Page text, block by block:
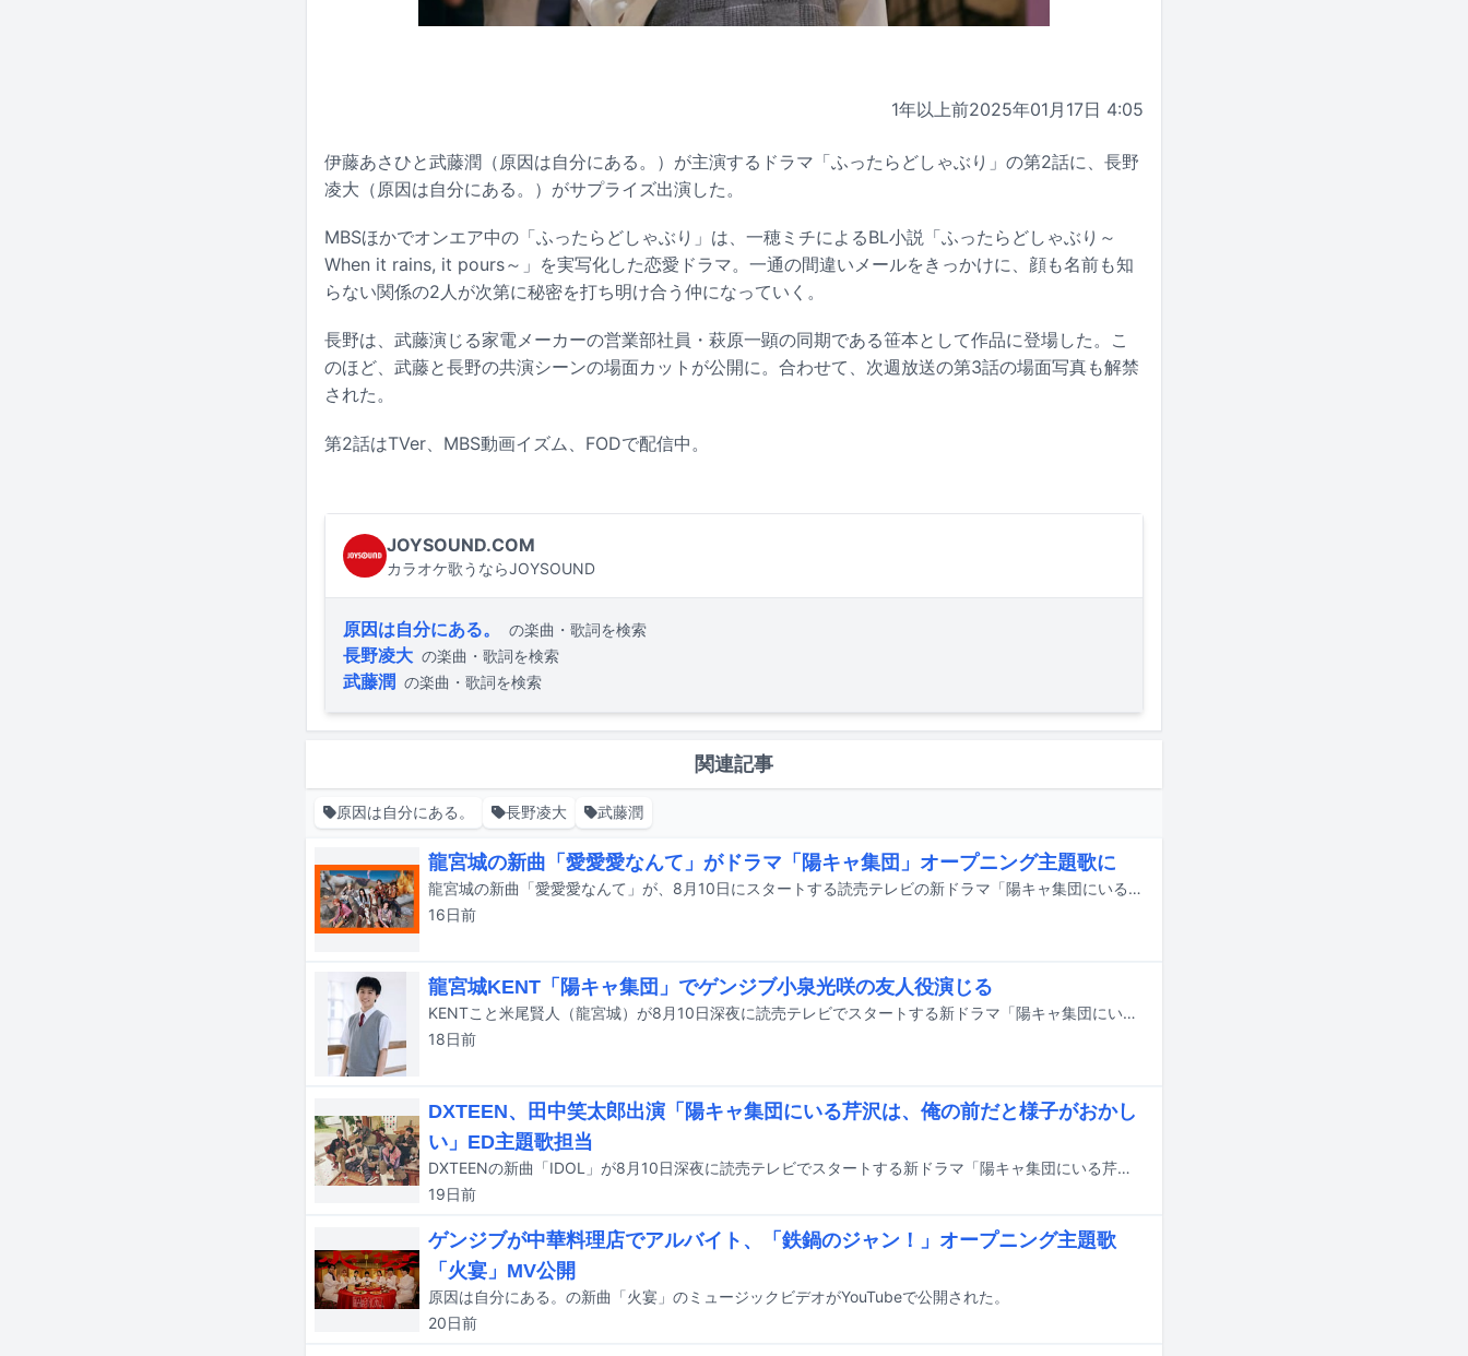
1年以上前2025年01月17日 4:05
伊藤あさひと武藤潤（原因は自分にある。）が主演するドラマ「ふったらどしゃぶり」の第2話に、長野
凌大（原因は自分にある。）がサプライズ出演した。
MBSほかでオンエア中の「ふったらどしゃぶり」は、一穂ミチによるBL小説「ふったらどしゃぶり～
When it rains, it pours～」を実写化した恋愛ドラマ。一通の間違いメールをきっかけに、顔も名前も知
らない関係の2人が次第に秘密を打ち明け合う仲になっていく。
長野は、武藤演じる家電メーカーの営業部社員・萩原一顕の同期である笹本として作品に登場した。こ
のほど、武藤と長野の共演シーンの場面カットが公開に。合わせて、次週放送の第3話の場面写真も解禁
された。
第2話はTVer、MBS動画イズム、FODで配信中。
JOYSOUND.COM
カラオケ歌うならJOYSOUND
原因は自分にある。 の楽曲・歌詞を検索
長野凌大 の楽曲・歌詞を検索
武藤潤 の楽曲・歌詞を検索
関連記事
原因は自分にある。 長野凌大 武藤潤
龍宮城の新曲「愛愛愛なんて」がドラマ「陽キャ集団」オープニング主題歌に
龍宮城の新曲「愛愛愛なんて」が、8月10日にスタートする読売テレビの新ドラマ「陽キャ集団にいる芹沢は、俺の前だと様子がおかしい」のオープニング主題歌に決定した。
16日前
龍宮城KENT「陽キャ集団」でゲンジブ小泉光咲の友人役演じる
KENTこと米尾賢人（龍宮城）が8月10日深夜に読売テレビでスタートする新ドラマ「陽キャ集団にいる芹沢は、俺の前だと様子がおかしい」に出演する。
18日前
DXTEEN、田中笑太郎出演「陽キャ集団にいる芹沢は、俺の前だと様子がおかし
い」ED主題歌担当
DXTEENの新曲「IDOL」が8月10日深夜に読売テレビでスタートする新ドラマ「陽キャ集団にいる芹沢は、俺の前だと様子がおかしい」のエンディング主題歌に決定した。
19日前
ゲンジブが中華料理店でアルバイト、「鉄鍋のジャン！」オープニング主題歌
「火宴」MV公開
原因は自分にある。の新曲「火宴」のミュージックビデオがYouTubeで公開された。
20日前